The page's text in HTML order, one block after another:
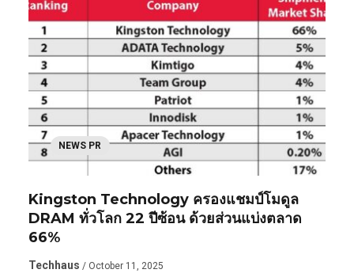
NEWS PR
Kingston Technology ครองแชมป์โมดูล
DRAM ทั่วโลก 22 ปีซ้อน ด้วยส่วนแบ่งตลาด
66%
Techhaus / October 11, 2025